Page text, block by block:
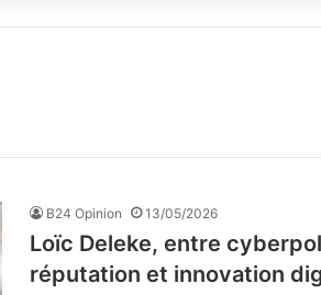
B24 Opinion 13/05/2026
Loïc Deleke, entre
réputation et innovation